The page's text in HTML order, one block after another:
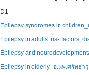
D1
Epilepsy syndromes in
Epilepsy in adults: risk factors,
Epilepsy and
Epilepsy in elderly_อ.นพ.ศรัทธา